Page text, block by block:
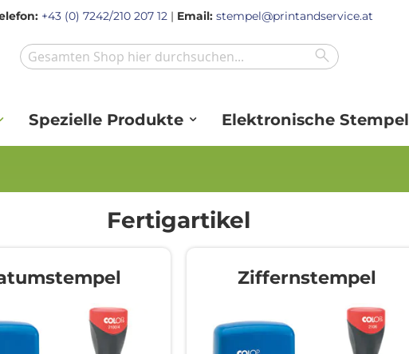
+43 (0) 7242/210 207 12 | Email: stempel@printandservice.at
Search
Spezielle Produkte Elektronische Stempel
Fertigartikel
Ziffernstempel